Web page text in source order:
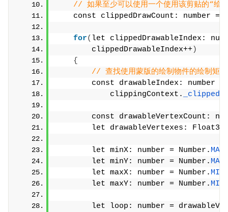
// 如果至少可以使用一个使用该剪贴的“绘
const clippedDrawCount: number =
for( let clippedDrawableIndex:
        clippedDrawableIndex++
)
{
// 查找使用蒙版的绘制物件的绘制矩形
        const drawableIndex: number =
            clippingContext.
const drawableVertexCount:
let drawableVertexes:
        let minX: number = Number.
        let minY: number = Number.
        let maxX: number = Number.
        let maxY: number = Number.
let loop: number =